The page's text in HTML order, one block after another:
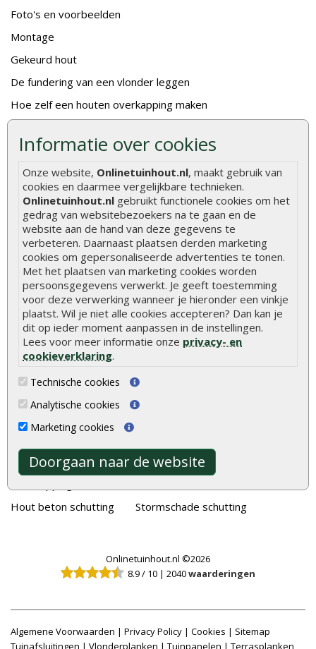
Informatie over cookies
Onze website, Onlinetuinhout.nl, maakt gebruik van
cookies en daarmee vergelijkbare technieken.
Onlinetuinhout.nl gebruikt functionele cookies om het
gedrag van websitebezoekers na te gaan en de
website aan de hand van deze gegevens te
verbeteren. Daarnaast plaatsen derden marketing
cookies om gepersonaliseerde advertenties te tonen.
Met het plaatsen van marketing cookies worden
persoonsgegevens verwerkt. Je geeft toestemming
voor deze verwerking wanneer je hieronder een vinkje
plaatst. Wil je niet alle cookies accepteren? Dan kan je
dit op ieder moment aanpassen in de instellingen.
Lees voor meer informatie onze privacy- en
cookieverklaring.
Technische cookies
Analytische cookies
Marketing cookies
Doorgaan naar de website
Foto's en voorbeelden
Montage
Gekeurd hout
De fundering van een vlonder leggen
Hoe zelf een houten overkapping maken
Hoe betonpaal plaatsen
Hoe schutting plaatsen
De 9 beste tuinschermen van Onlinetuinhout.nl
Stijlvolle houtsoorten voor in de tuin
Duurzame tuin
Welke palen voor een schapenhek
Alle populaire categorieën
Tuinhout
Schutting
Blokhutten
Hout beton schutting
Tuindeuren
Tuinschermen
Aanbiedingen
Stormschade schutting
Onlinetuinhout.nl ©2026
8.9/ 10 | 2040waarderingen
Algemene Voorwaarden | Privacy Policy | Cookies | Sitemap
Tuinafsluitingen | Vlonderplanken | Tuinpanelen | Terrasplanken